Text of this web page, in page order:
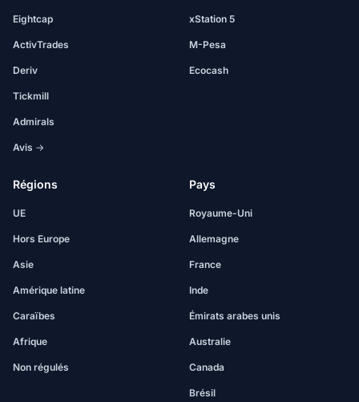
Eightcap
ActivTrades
Deriv
Tickmill
Admirals
Avis →
xStation 5
M-Pesa
Ecocash
Régions
UE
Hors Europe
Asie
Amérique latine
Caraïbes
Afrique
Non régulés
Pays
Royaume-Uni
Allemagne
France
Inde
Émirats arabes unis
Australie
Canada
Brésil